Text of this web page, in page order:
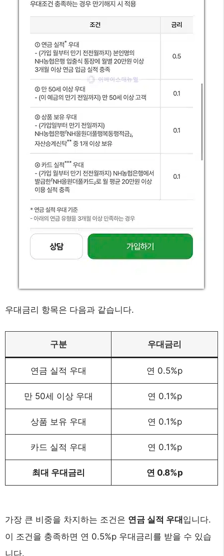
우대금리 항목은 다음과 같습니다.
구분 우대금리
연금 실적 우대 연 0.5%p
만 50세 이상 우대 연 0.1%p
상품 보유 우대 연 0.1%p
카드 실적 우대 연 0.1%p
최대 우대금리 연 0.8%p
가장 큰 비중을 차지하는 조건은 연금 실적 우대입니다.
이 조건을 충족하면 연 0.5%p 우대금리를 받을 수 있습
니다.